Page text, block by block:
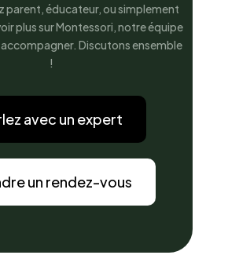
parent, éducateur, ou simplement
plus sur Montessori, notre équipe
accompagner. Discutons ensemble
!
avec un expert
un rendez-vous